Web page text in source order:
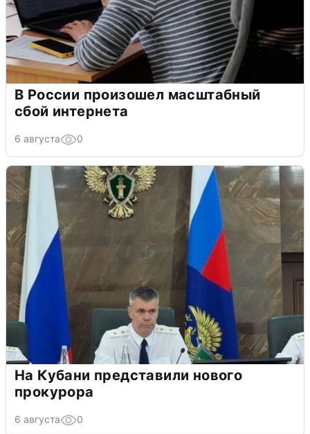
В России произошел масштабный
сбой интернета
6 августа 0
На Кубани представили нового
прокурора
6 августа 0